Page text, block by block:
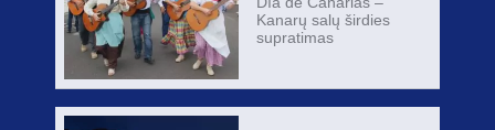
Kanarų salų širdies
supratimas